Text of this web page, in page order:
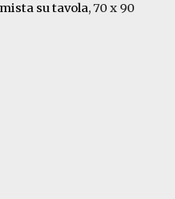
a su tavola, 70 x 90